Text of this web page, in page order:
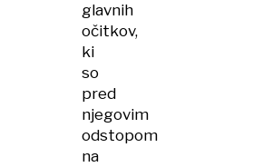
glavnih
očitkov,
ki
so
pred
njegovim
odstopom
na